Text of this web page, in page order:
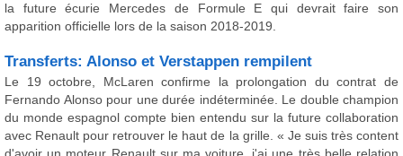
la future écurie Mercedes de Formule E qui devrait faire son
apparition officielle lors de la saison 2018-2019.
Transferts: Alonso et Verstappen rempilent
Le 19 octobre, McLaren confirme la prolongation du contrat de
Fernando Alonso pour une durée indéterminée. Le double champion
du monde espagnol compte bien entendu sur la future collaboration
avec Renault pour retrouver le haut de la grille. « Je suis très content